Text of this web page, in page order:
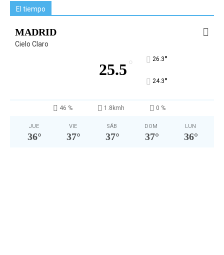
El tiempo
MADRID
Cielo Claro
25.5 ° 26.3°
24.3°
46 % 1.8kmh 0 %
JUE
36°
VIE
37°
SÁB
37°
DOM
37°
LUN
36°